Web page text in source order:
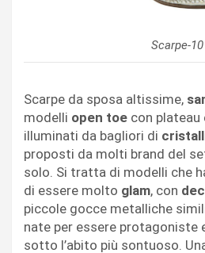
Scarpe-10
Scarpe da sposa altissime,
modelli open toe con plateau
illuminati da bagliori di
proposti da molti brand del
solo. Si tratta di modelli che
di essere molto glam, con
piccole gocce metalliche
nate per essere protagoniste
sotto l’abito più sontuoso.